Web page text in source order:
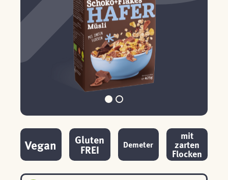
Vegan Gluten
FREI Demeter
mit
zarten
Flocken